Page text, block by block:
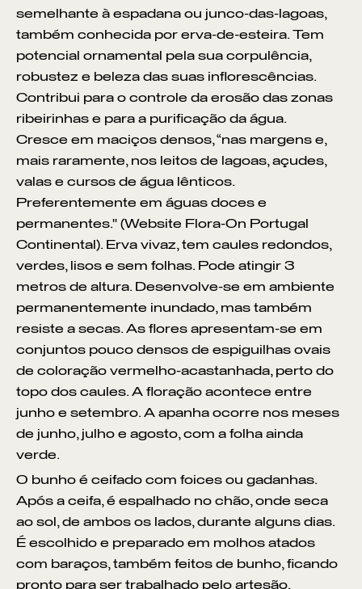
semelhante à espadana ou junco-das-lagoas,
também conhecida por erva-de-esteira. Tem
potencial ornamental pela sua corpulência,
robustez e beleza das suas inflorescências.
Contribui para o controle da erosão das zonas
ribeirinhas e para a purificação da água.
Cresce em maciços densos, “nas margens e,
mais raramente, nos leitos de lagoas, açudes,
valas e cursos de água lênticos.
Preferentemente em águas doces e
permanentes." (Website Flora-On Portugal
Continental). Erva vivaz, tem caules redondos,
verdes, lisos e sem folhas. Pode atingir 3
metros de altura. Desenvolve-se em ambiente
permanentemente inundado, mas também
resiste a secas. As flores apresentam-se em
conjuntos pouco densos de espiguilhas ovais
de coloração vermelho-acastanhada, perto do
topo dos caules. A floração acontece entre
junho e setembro. A apanha ocorre nos meses
de junho, julho e agosto, com a folha ainda
verde.
O bunho é ceifado com foices ou gadanhas.
Após a ceifa, é espalhado no chão, onde seca
ao sol, de ambos os lados, durante alguns dias.
É escolhido e preparado em molhos atados
com baraços, também feitos de bunho, ficando
pronto para ser trabalhado pelo artesão.